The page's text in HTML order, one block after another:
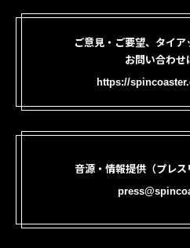
ご意見・ご要望、タイ
お問い合わせ
https://
音源・情報提供（プレス